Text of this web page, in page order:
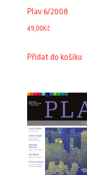
Plav 6/2008
49,00Kč
Přidat do košíku